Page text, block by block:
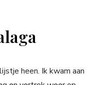
heen. Ik kwam aan